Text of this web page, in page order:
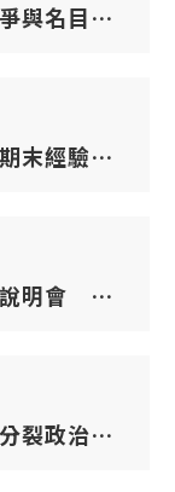
與名目價
末經驗交
說明會 開
裂政治環